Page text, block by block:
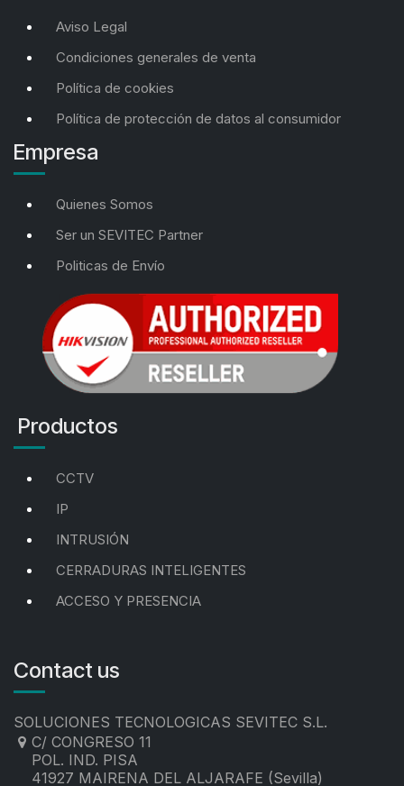
Aviso Legal
Condiciones generales de venta
Política de cookies
Política de protección de datos al consumidor
Empresa
Quienes Somos
Ser un SEVITEC Partner
Politicas de Envío
Productos
CCTV
IP
INTRUSIÓN
CERRADURAS INTELIGENTES
ACCESO Y PRESENCIA
Contact us
SOLUCIONES TECNOLOGICAS SEVITEC S.L.
C/ CONGRESO 11
POL. IND. PISA
41927 MAIRENA DEL ALJARAFE (Sevilla)